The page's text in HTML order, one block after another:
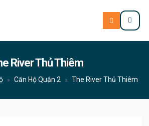
River Thủ Thiêm
» Căn Hộ Quận 2 » The River Thủ Thiêm